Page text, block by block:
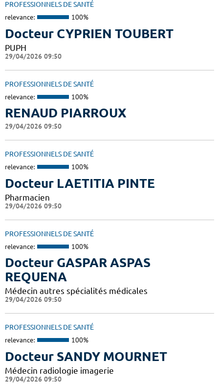
PROFESSIONNELS DE SANTÉ
relevance: 100%
Docteur CYPRIEN TOUBERT
PUPH
29/04/2026 09:50
PROFESSIONNELS DE SANTÉ
relevance: 100%
RENAUD PIARROUX
29/04/2026 09:50
PROFESSIONNELS DE SANTÉ
relevance: 100%
Docteur LAETITIA PINTE
Pharmacien
29/04/2026 09:50
PROFESSIONNELS DE SANTÉ
relevance: 100%
Docteur GASPAR ASPAS
REQUENA
Médecin autres spécialités médicales
29/04/2026 09:50
PROFESSIONNELS DE SANTÉ
relevance: 100%
Docteur SANDY MOURNET
Médecin radiologie imagerie
29/04/2026 09:50